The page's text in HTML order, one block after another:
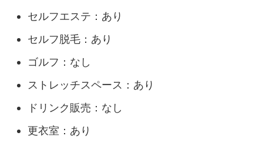
セルフエステ：あり
セルフ脱毛：あり
ゴルフ：なし
ストレッチスペース：あり
ドリンク販売：なし
更衣室：あり